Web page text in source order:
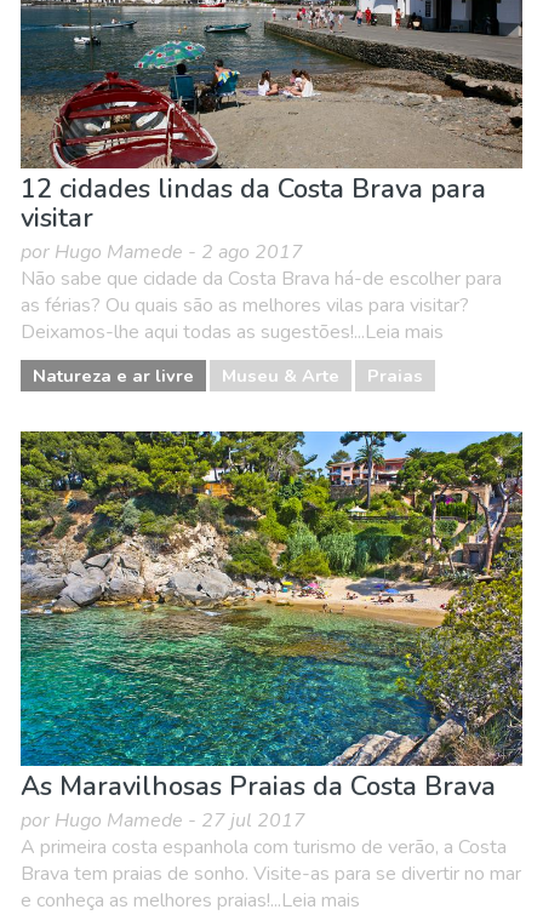
12 cidades lindas da Costa Brava para
visitar
por Hugo Mamede - 2 ago 2017
Não sabe que cidade da Costa Brava há-de escolher para
as férias? Ou quais são as melhores vilas para visitar?
Deixamos-lhe aqui todas as sugestões!...Leia mais
Natureza e ar livre Museu & Arte Praias
As Maravilhosas Praias da Costa Brava
por Hugo Mamede - 27 jul 2017
A primeira costa espanhola com turismo de verão, a Costa
Brava tem praias de sonho. Visite-as para se divertir no mar
e conheça as melhores praias!...Leia mais